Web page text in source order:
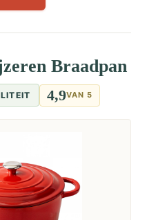
Braadpan
4,9VAN 5